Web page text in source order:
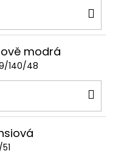
modrá
140/48